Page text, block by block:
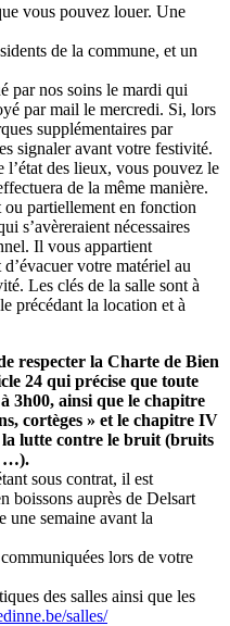
vous pouvez louer. Une
de la commune, et un
par nos soins le mardi qui
par mail le mercredi. Si, lors
supplémentaires par
signaler avant votre festivité.
l’état des lieux, vous pouvez le
de la même manière.
ou partiellement en fonction
s’avèreraient nécessaires
Il vous appartient
votre matériel au
Les clés de la salle sont à
précédant la location et à
respecter la Charte de Bien
24 qui précise que toute
3h00, ainsi que le chapitre
cortèges » et le chapitre IV
lutte contre le bruit (bruits
…).
sous contrat, il est
boissons auprès de Delsart
une semaine avant la
lors de votre
des salles ainsi que les
salles/